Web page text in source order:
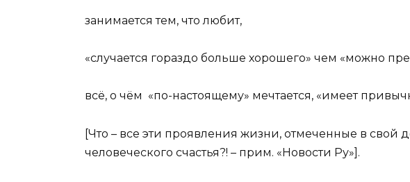
занимается тем, что любит,
«случается гораздо больше хорошего» чем «можно
всё, о чём «по-настоящему» мечтается, «имеет
[Что – все эти проявления жизни, отмеченные в
человеческого счастья?! – прим. «Новости Ру»].